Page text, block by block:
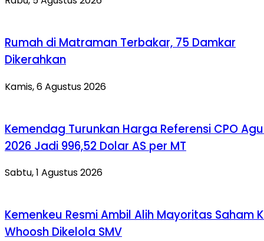
Rumah di Matraman Terbakar, 75 Damkar
Dikerahkan
Kamis, 6 Agustus 2026
Kemendag Turunkan Harga Referensi CPO
2026 Jadi 996,52 Dolar AS per MT
Sabtu, 1 Agustus 2026
Kemenkeu Resmi Ambil Alih Mayoritas Saham
Whoosh Dikelola SMV